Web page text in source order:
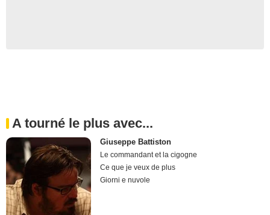
A tourné le plus avec...
Giuseppe Battiston
Le commandant et la cigogne
Ce que je veux de plus
Giorni e nuvole